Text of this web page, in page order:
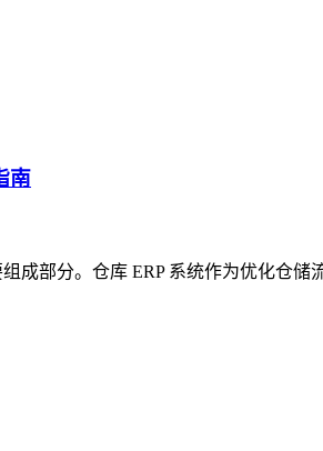
南
部分。仓库 ERP 系统作为优化仓